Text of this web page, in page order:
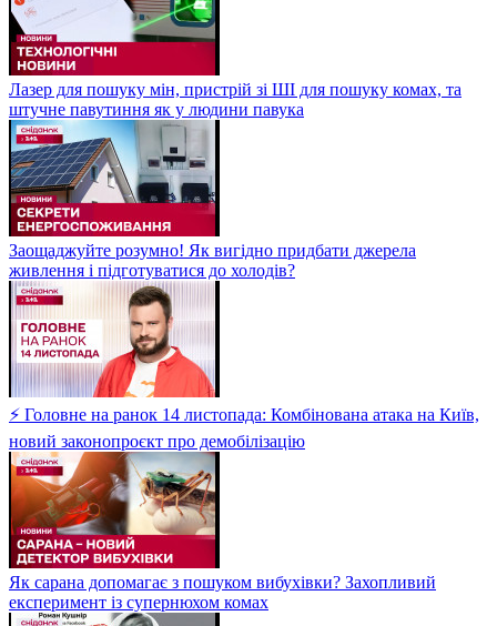
Лазер для пошуку мін, пристрій зі ШІ для пошуку комах, та
штучне павутиння як у людини павука
Заощаджуйте розумно! Як вигідно придбати джерела
живлення і підготуватися до холодів?
⚡ Головне на ранок 14 листопада: Комбінована атака на Київ,
новий законопроєкт про демобілізацію
Як сарана допомагає з пошуком вибухівки? Захопливий
експеримент із супернюхом комах